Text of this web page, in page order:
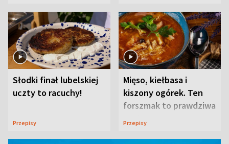
Słodki finał lubelskiej
uczty to racuchy!
Przepisy
Mięso, kiełbasa i
kiszony ogórek. Ten
forszmak to prawdziwa
uczta
Przepisy